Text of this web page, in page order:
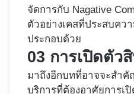
จัดการกับ Nagative
ตัวอย่างเคสที่ประสบคว
ประกอบด้วย
03 การเปิดตัว
มาถึงอีกบทที่อาจจะสำ
บริการที่ต้องอาศัยการเ